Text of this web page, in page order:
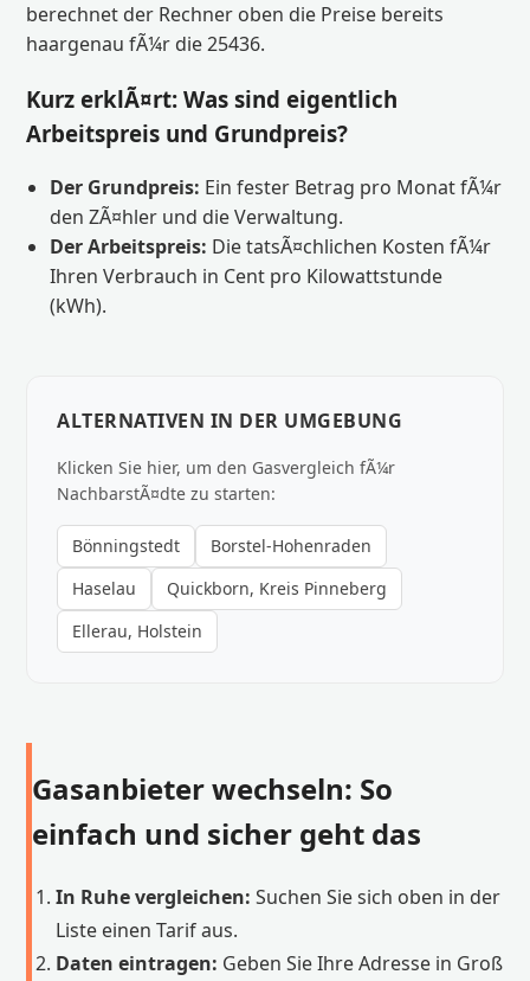
berechnet der Rechner oben die Preise bereits
haargenau fÃ¼r die 25436.
Kurz erklÃ¤rt: Was sind eigentlich
Arbeitspreis und Grundpreis?
Der Grundpreis: Ein fester Betrag pro Monat fÃ¼r
den ZÃ¤hler und die Verwaltung.
Der Arbeitspreis: Die tatsÃ¤chlichen Kosten fÃ¼r
Ihren Verbrauch in Cent pro Kilowattstunde
(kWh).
ALTERNATIVEN IN DER UMGEBUNG
Klicken Sie hier, um den Gasvergleich fÃ¼r
NachbarstÃ¤dte zu starten:
Bönningstedt
Borstel-Hohenraden
Haselau
Quickborn, Kreis Pinneberg
Ellerau, Holstein
Gasanbieter wechseln: So
einfach und sicher geht das
In Ruhe vergleichen: Suchen Sie sich oben in der
Liste einen Tarif aus.
Daten eintragen: Geben Sie Ihre Adresse in Groß